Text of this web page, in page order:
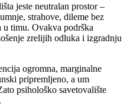
jeste neutralan prostor –
strahove, dileme bez
u timu. Ovakva podrška
zrelijih odluka i izgradnju
ogromna, marginalne
pripremljeno, a um
psihološko savetovalište